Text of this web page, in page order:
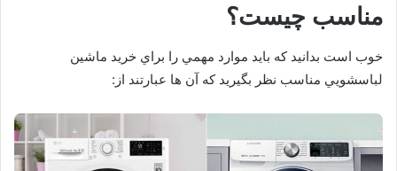
مناسب چیست؟
خوب است بدانید که باید موارد مهمي را براي خريد ماشين
لباسشويي مناسب نظر بگیرید که آن ها عبارتند از: